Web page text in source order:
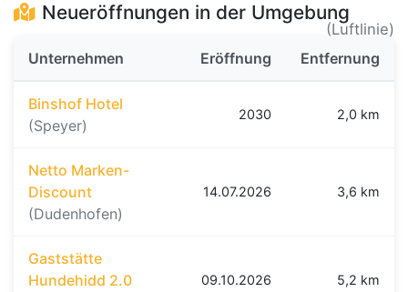
Neueröffnungen in der Umgebung
(Luftlinie)
Unternehmen
Eröffnung Entfernung
Binshof Hotel
(Speyer)
2030 2,0 km
Netto Marken-
Discount
(Dudenhofen)
14.07.2026 3,6 km
Gaststätte
Hundehidd 2.0
09.10.2026 5,2 km